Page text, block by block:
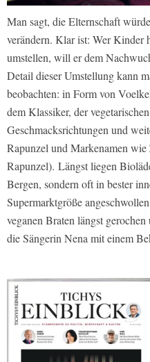
Man sagt, die Elternschaft
verändern. Klar ist: Wer Kinder
umstellen, will er dem
Detail dieser Umstellung kann
beobachten: in Form von
dem Klassiker, der
Geschmacksrichtungen und
Rapunzel und Markenamen
Rapunzel). Längst liegen
Bergen, sondern oft in bester
Supermarktgröße
veganen Braten längst
die Sängerin Nena mit einem